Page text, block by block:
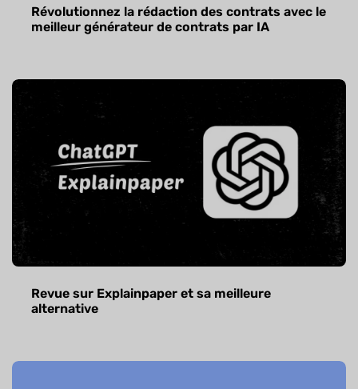
Révolutionnez la rédaction des contrats avec le
meilleur générateur de contrats par IA
Revue sur Explainpaper et sa meilleure
alternative